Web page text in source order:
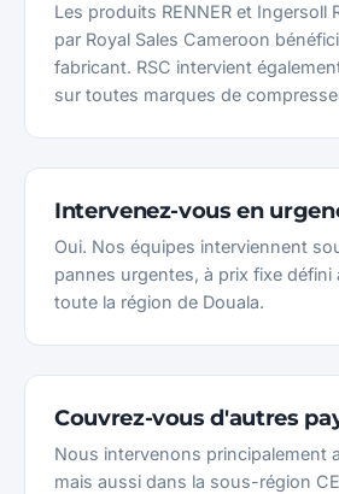
Les produits RENNER et Ingersoll
par Royal Sales Cameroon
fabricant. RSC intervient
sur toutes marques de
Intervenez-vous en
Oui. Nos équipes interviennent
pannes urgentes, à prix fixe défini
toute la région de Douala.
Couvrez-vous d'autres
Nous intervenons principalement
mais aussi dans la sous-région